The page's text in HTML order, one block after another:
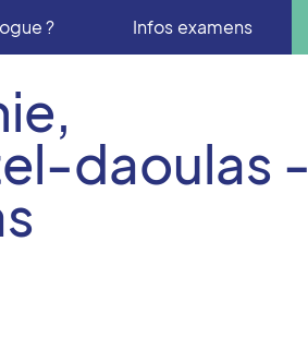
? Infos examens
daoulas -